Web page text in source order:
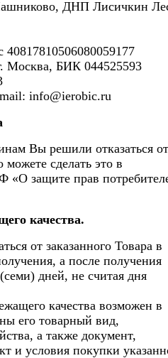
ДНП Лисичкин
40817810506080059177
Москва, БИК 044525593
info@ierobic.ru
Вы решили отказаться от
можете сделать это в
«О защите прав
качества.
от заказанного Товара в
а после получения
дней, не считая дня
качества возможен в
его товарный вид,
а также документ,
и условия покупки